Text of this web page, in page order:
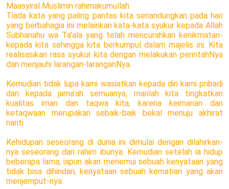
Maasyiral Muslimin rahimakumullah
Tiada kata yang paling pantas kita senandungkan pada hari
yang berbahagia ini melainkan kata-kata syukur kepada Allah
Subhanahu wa Ta'ala yang telah mencurahkan kenikmatan-
kepada kita sehingga kita berkumpul dalam majelis ini. Kita
realisasikan rasa syukur kita dengan melakukan perintahNya
dan menjauhi larangan-laranganNya.
Kemudian tidak lupa kami wasiatkan kepada diri kami pribadi
dan kepada jama’ah semuanya, marilah kita tingkatkan
kualitas iman dan taqwa kita, karena keimanan dan
ketaqwaan merupakan sebaik-baik bekal menuju akhirat
nanti.
Kehidupan seseorang di dunia ini dimulai dengan dilahirkan-
nya seseorang dari rahim ibunya. Kemudian setelah ia hidup
beberapa lama, iapun akan menemui sebuah kenyataan yang
tidak bisa dihindari, kenyataan sebuah kematian yang akan
menjemput-nya.